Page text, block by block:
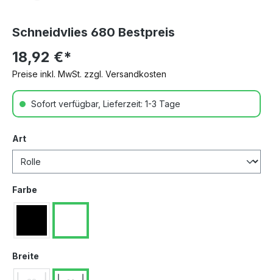
Schneidvlies 680 Bestpreis
18,92 €*
Preise inkl. MwSt. zzgl. Versandkosten
Sofort verfügbar, Lieferzeit: 1-3 Tage
Art
Farbe
Breite